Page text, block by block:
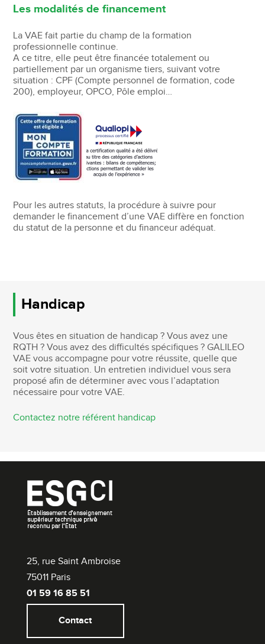
Les modalités de financement
La VAE fait partie du champ de la formation
professionnelle continue.
A ce titre, elle peut être financée totalement ou
partiellement par un organisme tiers, suivant votre
situation : CPF (Compte personnel de formation, code
200), employeur, OPCO, Pôle emploi…
Pour les autres statuts, la procédure à suivre pour
demander le financement d’une VAE diffère en fonction
du statut de la personne et du financeur adéquat.
Handicap
Vous êtes en situation de handicap ? Vous avez une
RQTH ? Vous avez des difficultés spécifiques ? GALILEO
VAE vous accompagne pour votre réussite, quelle que
soit votre situation. Un entretien individuel vous sera
proposé afin de déterminer avec vous l’adaptation
nécessaire pour votre VAE.
Contactez notre référent handicap
25, rue Saint Ambroise
75011 Paris
01 59 16 85 51
Contact